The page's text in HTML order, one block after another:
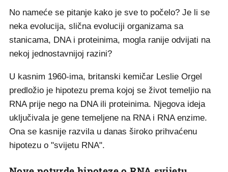
No nameće se pitanje kako je sve to počelo? Je li se
neka evolucija, slična evoluciji organizama sa
stanicama, DNA i proteinima, mogla ranije odvijati na
nekoj jednostavnijoj razini?
U kasnim 1960-ima, britanski kemičar Leslie Orgel
predložio je hipotezu prema kojoj se život temeljio na
RNA prije nego na DNA ili proteinima. Njegova ideja
uključivala je gene temeljene na RNA i RNA enzime.
Ona se kasnije razvila u danas široko prihvaćenu
hipotezu o "svijetu RNA".